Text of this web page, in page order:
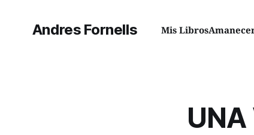
Andres Fornells Mis Libros
UNA